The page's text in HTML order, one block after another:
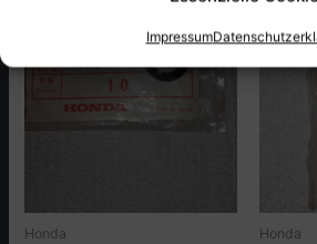
Impressum
Honda Honda